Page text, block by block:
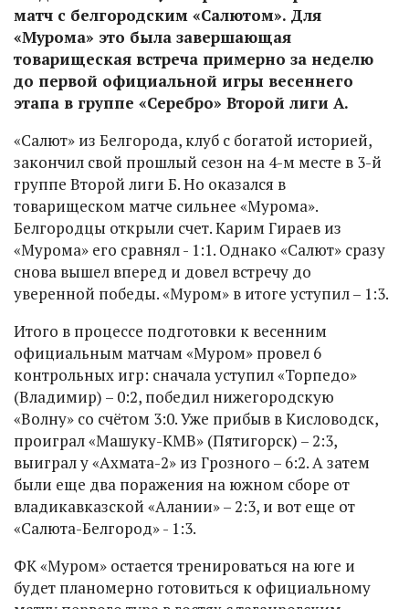
матч с белгородским «Салютом». Для
«Мурома» это была завершающая
товарищеская встреча примерно за неделю
до первой официальной игры весеннего
этапа в группе «Серебро» Второй лиги А.
«Салют» из Белгорода, клуб с богатой историей,
закончил свой прошлый сезон на 4-м месте в 3-й
группе Второй лиги Б. Но оказался в
товарищеском матче сильнее «Мурома».
Белгородцы открыли счет. Карим Гираев из
«Мурома» его сравнял - 1:1. Однако «Салют» сразу
снова вышел вперед и довел встречу до
уверенной победы. «Муром» в итоге уступил – 1:3.
Итого в процессе подготовки к весенним
официальным матчам «Муром» провел 6
контрольных игр: сначала уступил «Торпедо»
(Владимир) – 0:2, победил нижегородскую
«Волну» со счётом 3:0. Уже прибыв в Кисловодск,
проиграл «Машуку-КМВ» (Пятигорск) – 2:3,
выиграл у «Ахмата-2» из Грозного – 6:2. А затем
были еще два поражения на южном сборе от
владикавказской «Алании» – 2:3, и вот еще от
«Салюта-Белгород» - 1:3.
ФК «Муром» остается тренироваться на юге и
будет планомерно готовиться к официальному